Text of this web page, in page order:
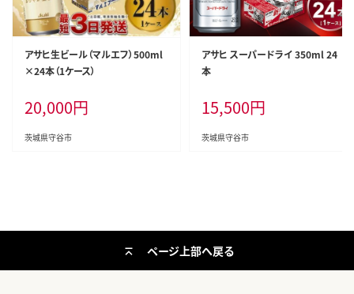
アサヒ生ビール（マルエフ）500ml
×24本（1ケース）
20,000円
茨城県守谷市
アサヒ スーパードライ 350ml 24
本
15,500円
茨城県守谷市
ページ上部へ戻る